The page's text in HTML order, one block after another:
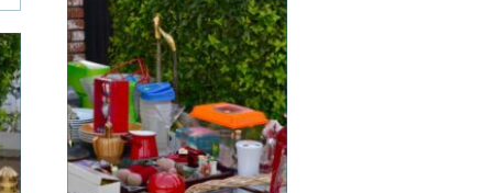
alarmsystemer som et
ekstra lag beskyttelse. I
Skovlunde og omegn er
udviklingen tydelig, og
mange kigger målrettet
e...